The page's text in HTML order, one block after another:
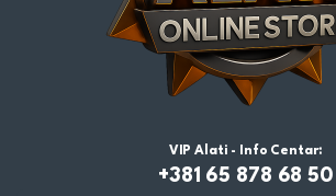
VIP Alati - Info Centar:
+381 65 878 68 50